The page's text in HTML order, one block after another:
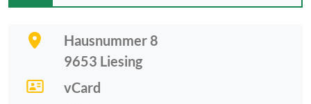
Hausnummer 8
9653 Liesing
vCard